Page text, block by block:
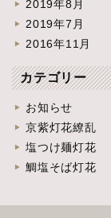
2019年8月
2019年7月
2016年11月
カテゴリー
お知らせ
京紫灯花繚乱
塩つけ麺灯花
鯛塩そば灯花